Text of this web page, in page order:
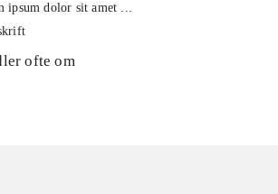
ipsum dolor sit amet ...
ofte om